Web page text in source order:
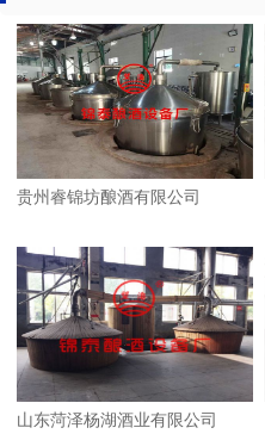
贵州睿锦坊酿酒有限公司
山东菏泽杨湖酒业有限公司